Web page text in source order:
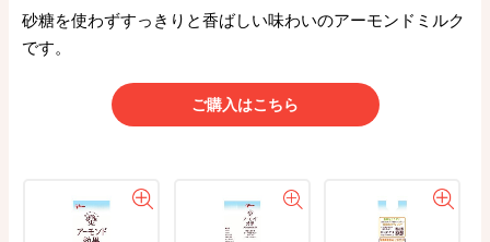
砂糖を使わずすっきりと香ばしい味わいのアーモンドミルク
です。
ご購入はこちら